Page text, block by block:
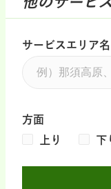
サービスエリア名
方面
上り
下